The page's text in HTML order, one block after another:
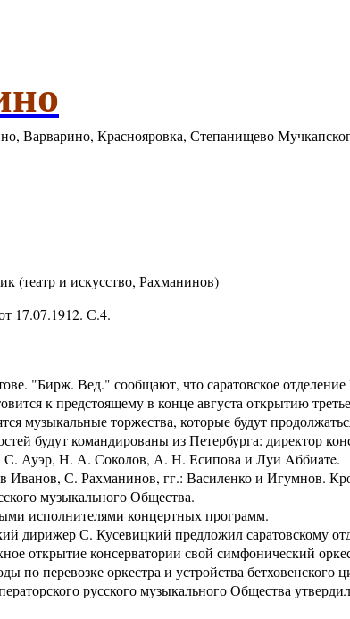
Варварино, Краснояровка, Степанищево
(театр и искусство, Рахманинов)
17.07.1912. С.4.
"Бирж. Вед." сообщают, что саратовское отделение
к предстоящему в конце августа открытию
музыкальные торжества, которые будут
будут командированы из Петербурга: директор
С. Ауэр, Н. А. Соколов, А. Н. Есипова и Луи Aббиaтe.
С. Рахманинов, гг.: Василенко и Игумнов.
музыкального Общества.
исполнителями концертных программ.
дирижер С. Кусевицкий предложил саратовскому
открытие консерватории свой симфонический
по перевозке оркестра и устройства бетховенского
русского музыкального Общества